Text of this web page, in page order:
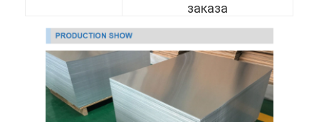
Экскурсия по заводу
Контроль качества
Свяжитесь с нами
заказа